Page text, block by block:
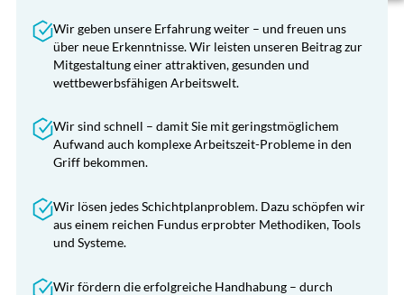
Wir geben unsere Erfahrung weiter – und freuen uns
über neue Erkenntnisse. Wir leisten unseren Beitrag zur
Mitgestaltung einer attraktiven, gesunden und
wettbewerbsfähigen Arbeitswelt.
Wir sind schnell – damit Sie mit geringstmöglichem
Aufwand auch komplexe Arbeitszeit-Probleme in den
Griff bekommen.
Wir lösen jedes Schichtplanproblem. Dazu schöpfen wir
aus einem reichen Fundus erprobter Methodiken, Tools
und Systeme.
Wir fördern die erfolgreiche Handhabung – durch